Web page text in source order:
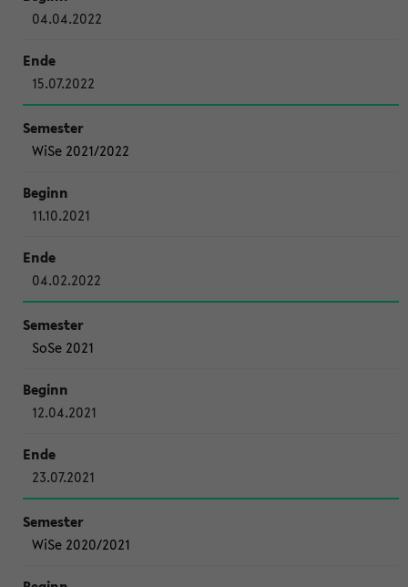
04.04.2022
15.07.2022
WiSe 2021/2022
11.10.2021
04.02.2022
SoSe 2021
12.04.2021
23.07.2021
WiSe 2020/2021